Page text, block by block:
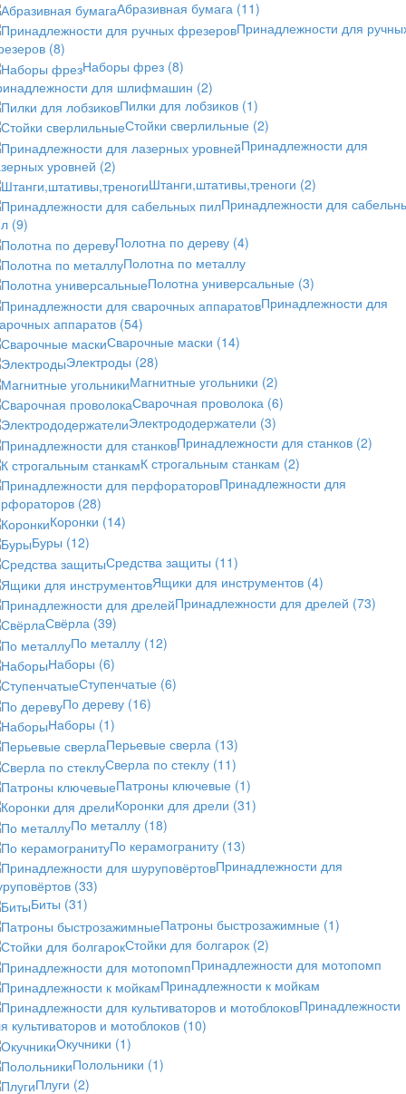
Абразивная бумага (11)
Принадлежности для
(8)
Наборы фрез (8)
для шлифмашин (2)
Пилки для лобзиков (1)
Стойки сверлильные (2)
Принадлежности для
уровней (2)
Штанги,штативы,треноги (2)
Принадлежности для
(9)
Полотна по дереву (4)
Полотна по металлу
Полотна универсальные (3)
Принадлежности для
аппаратов (54)
Сварочные маски (14)
Электроды (28)
Магнитные угольники (2)
Сварочная проволока (6)
Электрододержатели (3)
Принадлежности для станков (2)
К строгальным станкам (2)
Принадлежности для
(28)
Коронки (14)
Буры (12)
Средства защиты (11)
Ящики для инструментов (4)
Принадлежности для дрелей (73)
Свёрла (39)
По металлу (12)
Наборы (6)
Ступенчатые (6)
По дереву (16)
Наборы (1)
Перьевые сверла (13)
Сверла по стеклу (11)
Патроны ключевые (1)
Коронки для дрели (31)
По металлу (18)
По керамограниту (13)
Принадлежности для
(33)
Биты (31)
Патроны быстрозажимные (1)
Стойки для болгарок (2)
Принадлежности для мотопомп
Принадлежности к мойкам
Принадлежности
культиваторов и мотоблоков (10)
Окучники (1)
Полольники (1)
Плуги (2)